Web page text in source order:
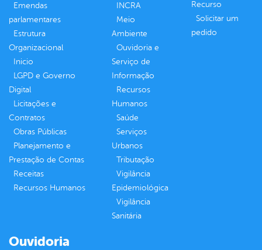
Emendas
parlamentares
Estrutura
Organizacional
Inicio
LGPD e Governo
Digital
Licitações e
Contratos
Obras Públicas
Planejamento e
Prestação de Contas
Receitas
Recursos Humanos
INCRA
Meio
Ambiente
Ouvidoria e
Serviço de
Informação
Recursos
Humanos
Saúde
Serviços
Urbanos
Tributação
Vigilância
Epidemiológica
Vigilância
Sanitária
Recurso
Solicitar um
pedido
Ouvidoria